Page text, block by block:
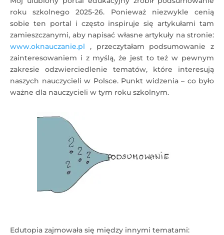
roku szkolnego 2025-26. Ponieważ niezwykle cenią
sobie ten portal i często inspiruje się artykułami tam
zamieszczanymi, aby napisać własne artykuły na stronie:
www.oknauczanie.pl , przeczytałam podsumowanie z
zainteresowaniem i z myślą, że jest to też w pewnym
zakresie odzwierciedlenie tematów, które interesują
naszych nauczycieli w Polsce. Punkt widzenia – co było
ważne dla nauczycieli w tym roku szkolnym.
Edutopia zajmowała się między innymi tematami: